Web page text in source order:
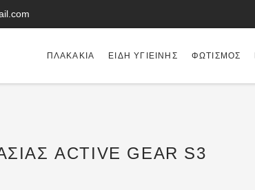
ΠΛΑΚΆΚΙΑ ΕΊΔΗ ΥΓΙΕΙΝΗΣ ΦΩΤΙΣΜΌΣ
ACTIVE GEAR S3